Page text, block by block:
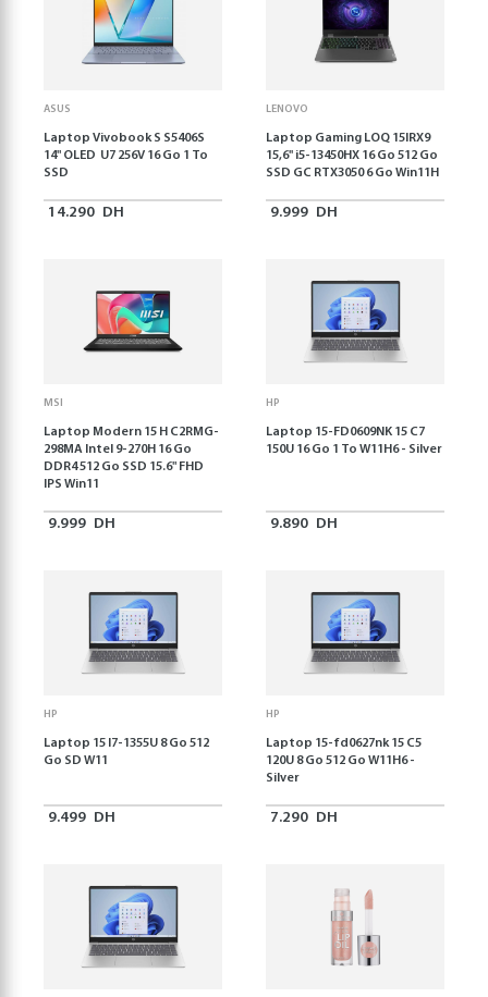
ASUS
Laptop Vivobook S S5406S
14" OLED U7 256V 16 Go 1 To
SSD
14.290 DH
LENOVO
Laptop Gaming LOQ 15IRX9
15,6'' i5-13450HX 16 Go 512 Go
SSD GC RTX3050 6 Go Win11H
9.999 DH
MSI
Laptop Modern 15 H C2RMG-
298MA Intel 9-270H 16 Go
DDR4 512 Go SSD 15.6" FHD
IPS Win11
9.999 DH
HP
Laptop 15-FD0609NK 15 C7
150U 16 Go 1 To W11H6 - Silver
9.890 DH
HP
Laptop 15 I7-1355U 8 Go 512
Go SD W11
9.499 DH
HP
Laptop 15-fd0627nk 15 C5
120U 8 Go 512 Go W11H6 -
Silver
7.290 DH